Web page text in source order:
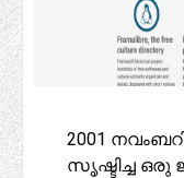
2001
സൃഷ്ടിച്ച ഒരു